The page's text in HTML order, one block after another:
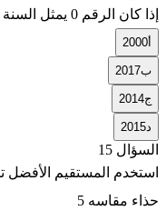
إذا كان الرقم 0 يمثل السنة 2000، فماذا يمثل الرقم 17؟
2000
ب2017
ج2014
2015
السؤال 15
استخدم المستقيم الأفضل
حذاء مقاسه 5